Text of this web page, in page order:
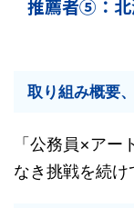
推薦者⑤：北
取り組み概要
「公務員×アー
なき挑戦を続け